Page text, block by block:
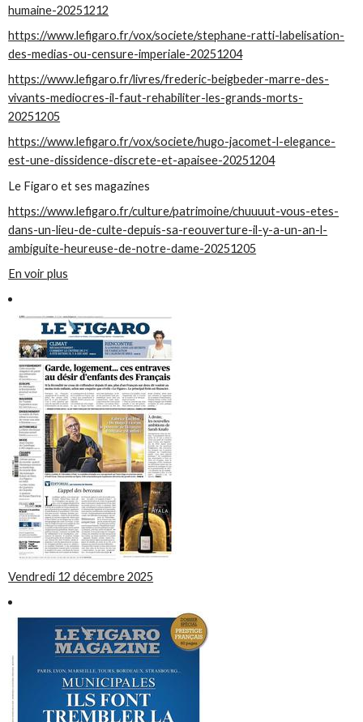
humaine-20251212
https://www.lefigaro.fr/vox/societe/stephane-ratti-labelisation-
des-medias-ou-censure-imperiale-20251204
https://www.lefigaro.fr/livres/frederic-beigbeder-marre-des-
vivants-mediocres-il-faut-rehabiliter-les-grands-morts-
20251205
https://www.lefigaro.fr/vox/societe/hugo-jacomet-l-elegance-
est-une-dissidence-discrete-et-apaisee-20251204
Le Figaro et ses magazines
https://www.lefigaro.fr/culture/patrimoine/chuuuut-vous-etes-
dans-un-lieu-de-culte-depuis-sa-reouverture-il-y-a-un-an-l-
ambiguite-heureuse-de-notre-dame-20251205
En voir plus
Vendredi 12 décembre 2025